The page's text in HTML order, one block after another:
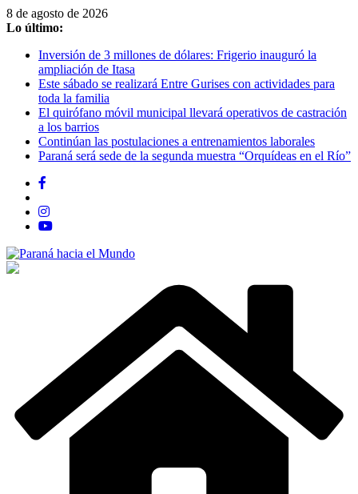
Saltar
al
8 de agosto de 2026
Lo último:
Inversión de 3 millones de dólares: Frigerio inauguró la
ampliación de Itasa
Este sábado se realizará Entre Gurises con actividades para
toda la familia
El quirófano móvil municipal llevará operativos de castración
a los barrios
Continúan las postulaciones a entrenamientos laborales
Paraná será sede de la segunda muestra “Orquídeas en el Río”